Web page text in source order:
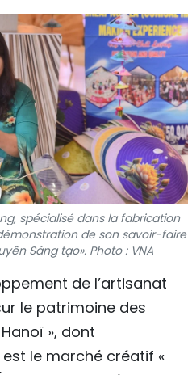
DU "PEUPLE"
spécialisé dans la fabrication
de son savoir-faire
Sáng tạo». Photo : VNA
de l’artisanat
le patrimoine des
», dont
le marché créatif «